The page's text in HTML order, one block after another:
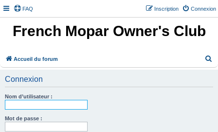
FAQ Connexion
Inscription
French Mopar Owner's Club
Accueil du forum
Connexion
Nom d’utilisateur :
Mot de passe :